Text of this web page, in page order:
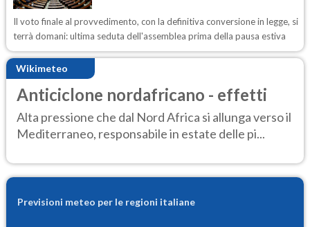
Il voto finale al provvedimento, con la definitiva conversione in legge, si
terrà domani: ultima seduta dell'assemblea prima della pausa estiva
Wikimeteo
Anticiclone nordafricano - effetti
Alta pressione che dal Nord Africa si allunga verso il
Mediterraneo, responsabile in estate delle pi...
Previsioni meteo per le regioni italiane